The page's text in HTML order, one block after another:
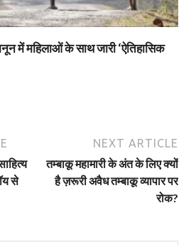
में महिलाओं के साथ जारी ‘ऐतिहासिक
से
NEXT ARTICLE
तम्बाकू महामारी के अंत के लिए क्यों
है ज़रूरी अवैध तम्बाकू व्यापार पर
रोक?